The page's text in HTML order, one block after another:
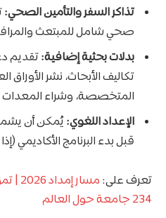
تذاكر السفر والتأمين الصحي:
صحي شامل للمبتعث
بدلات بحثية إضافية:تقديم
تكاليف الأبحاث، نشر الأوراق
المتخصصة، وشراء المعدات
الإعداد اللغوي: يُمكن أن
قبل بدء البرنامج الأكاديمي
تعرف على:
234 جامعة حول العالم